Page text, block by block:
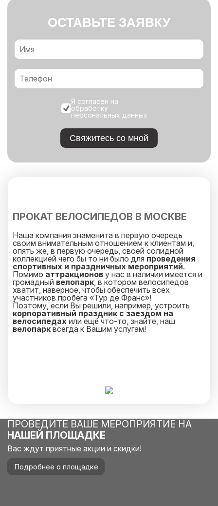
ОСТАВЬТЕ ЗАЯВКУ
Я согласен на
обработку
персональных данных
Свяжитесь со мной
ПРОКАТ ВЕЛОСИПЕДОВ В МОСКВЕ
Наша компания знаменита в первую очередь
своим внимательным отношением к клиентам и,
опять же, в первую очередь, своей солидной
коллекцией чего бы то ни было для проведения
спортивных и праздничных мероприятий.
Помимо аттракционов у нас в наличии имеется и
громадный велопарк, в котором велосипедов
хватит, наверное, чтобы обеспечить всех
участников пробега «Тур де Франс»!
Поэтому, если Вы решили, например, устроить
корпоративный праздник с заездом на
велосипедах или ещё что-то, знайте, наш
велопарк всегда к Вашим услугам!
ПРОВЕДИТЕ ВАШЕ МЕРОПРИЯТИЕ НА
НАШЕЙ ПЛОЩАДКЕ
Вас ждут приятные акции и скидки!
Подробнее о площадке